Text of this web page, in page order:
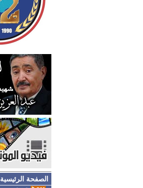
الصفحة الرئيسية